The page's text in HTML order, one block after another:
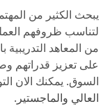
يبحث الكثير من
لتناسب ظروفهم
من المعاهد التدريبية
على تعزيز قدراتهم
السوق. يمكنك الان
العالي والماجستير .